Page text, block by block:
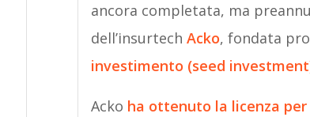
ancora completata, ma
dell’insurtech Acko, fondata
investimento (seed
Acko ha ottenuto la licenza per